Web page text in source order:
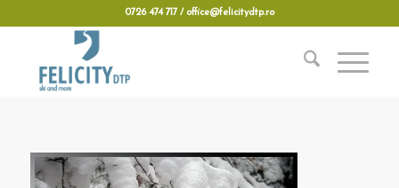
0726 474 717 / office@felicitydtp.ro